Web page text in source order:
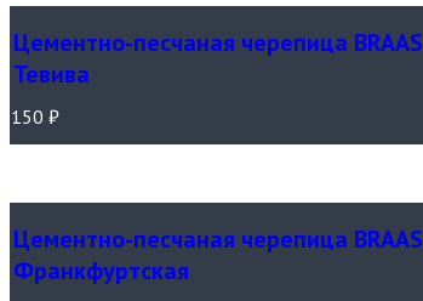
Цементно-песчаная черепица BRAAS
Тевива
150 ₽
Цементно-песчаная черепица BRAAS
Франкфуртская